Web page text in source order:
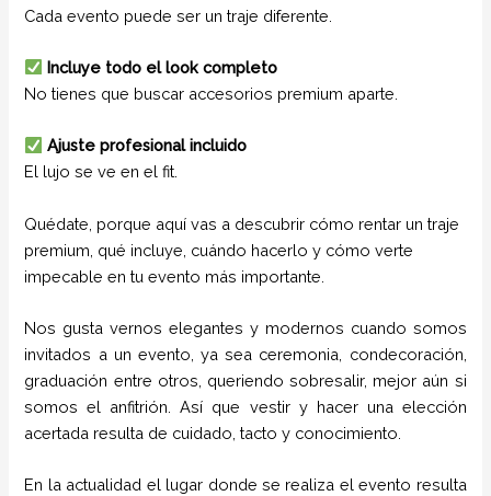
Cada evento puede ser un traje diferente.
Incluye todo el look completo
No tienes que buscar accesorios premium aparte.
Ajuste profesional incluido
El lujo se ve en el fit.
Quédate, porque aquí vas a descubrir cómo rentar un traje
premium, qué incluye, cuándo hacerlo y cómo verte
impecable en tu evento más importante.
Nos gusta vernos elegantes y modernos cuando somos
invitados a un evento, ya sea ceremonia, condecoración,
graduación entre otros, queriendo sobresalir, mejor aún si
somos el anfitrión. Así que vestir y hacer una elección
acertada resulta de cuidado, tacto y conocimiento.
En la actualidad el lugar donde se realiza el evento resulta